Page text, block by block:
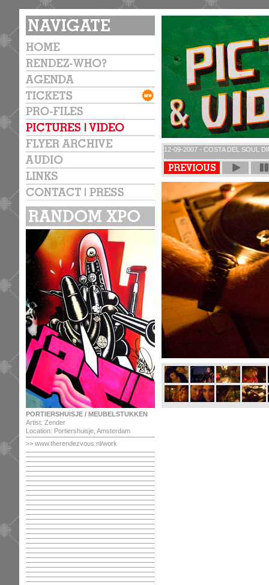
PORTIERSHUISJE / MEUBELSTUKKEN
Artist: Zender
Location: Portiershuisje, Amsterdam
>> www.therendezvous.nl/work
12-09-2007 - COSTA DEL SOUL